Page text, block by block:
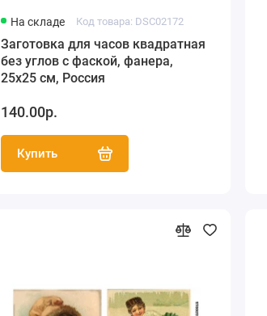
На складе Код товара: DSC02172
Заготовка для часов квадратная
без углов с фаской, фанера,
25х25 см, Россия
140.00р.
Купить